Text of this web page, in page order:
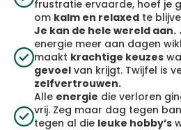
frustratie ervaarde, hoef je
om kalm en relaxed te
Je kan de hele wereld aan.
energie meer aan dagen
maakt krachtige keuzes
gevoel van krijgt. Twijfel is
zelfvertrouwen.
Alle energie die verloren
vrij. Zeg maar dag tegen
tegen al die leuke hobby’s